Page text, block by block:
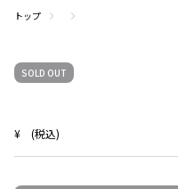
トップ
SOLD OUT
¥ (税込)